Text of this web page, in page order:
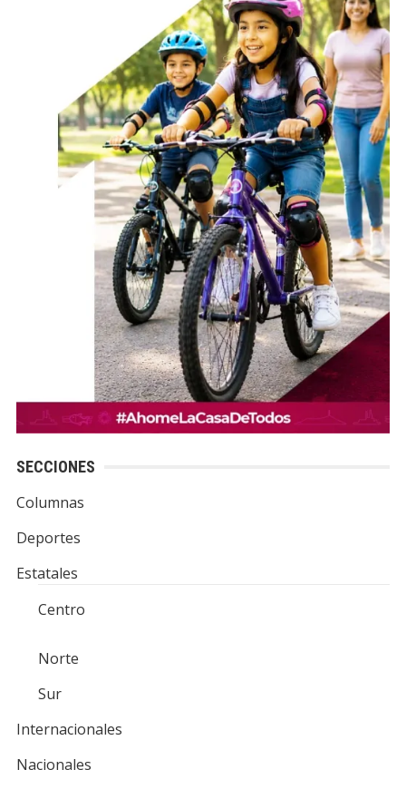
SECCIONES
Columnas
Deportes
Estatales
Centro
Norte
Sur
Internacionales
Nacionales